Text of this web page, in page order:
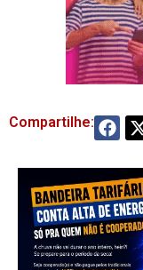
Compartilhe: